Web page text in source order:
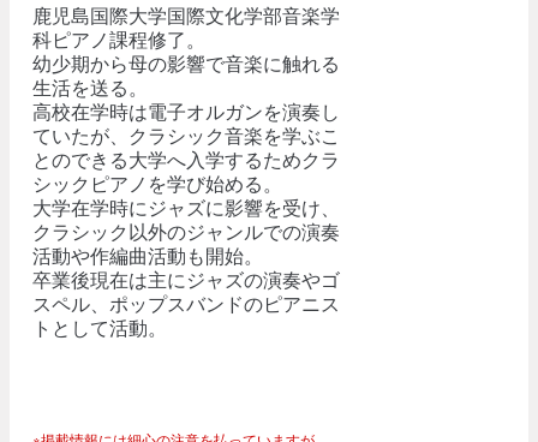
鹿児島国際大学国際文化学部音楽学
科ピアノ課程修了。
幼少期から母の影響で音楽に触れる
生活を送る。
高校在学時は電子オルガンを演奏し
ていたが、クラシック音楽を学ぶこ
とのできる大学へ入学するためクラ
シックピアノを学び始める。
大学在学時にジャズに影響を受け、
クラシック以外のジャンルでの演奏
活動や作編曲活動も開始。
卒業後現在は主にジャズの演奏やゴ
スペル、ポップスバンドのピアニス
トとして活動。